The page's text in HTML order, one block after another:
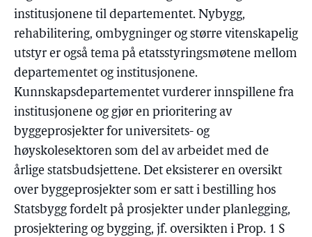
institusjonene til departementet. Nybygg,
rehabilitering, ombygninger og større vitenskapelig
utstyr er også tema på etatsstyringsmøtene mellom
departementet og institusjonene.
Kunnskapsdepartementet vurderer innspillene fra
institusjonene og gjør en prioritering av
byggeprosjekter for universitets- og
høyskolesektoren som del av arbeidet med de
årlige statsbudsjettene. Det eksisterer en oversikt
over byggeprosjekter som er satt i bestilling hos
Statsbygg fordelt på prosjekter under planlegging,
prosjektering og bygging, jf. oversikten i Prop. 1 S